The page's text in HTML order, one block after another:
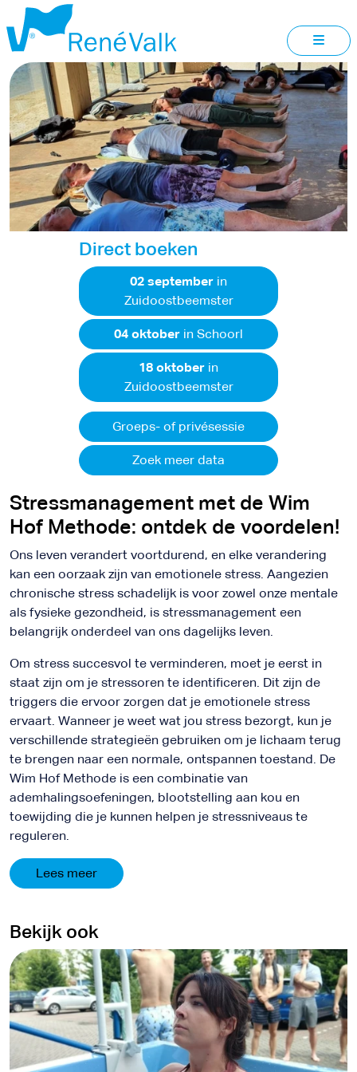
STRESSMANAGEMENT
URSEM
Direct boeken
02 september in
Zuidoostbeemster
04 oktober in Schoorl
18 oktober in
Zuidoostbeemster
Groeps- of privésessie
Zoek meer data
Stressmanagement met de Wim
Hof Methode: ontdek de voordelen!
Ons leven verandert voortdurend, en elke verandering
kan een oorzaak zijn van emotionele stress. Aangezien
chronische stress schadelijk is voor zowel onze mentale
als fysieke gezondheid, is stressmanagement een
belangrijk onderdeel van ons dagelijks leven.
Om stress succesvol te verminderen, moet je eerst in
staat zijn om je stressoren te identificeren. Dit zijn de
triggers die ervoor zorgen dat je emotionele stress
ervaart. Wanneer je weet wat jou stress bezorgt, kun je
verschillende strategieën gebruiken om je lichaam terug
te brengen naar een normale, ontspannen toestand. De
Wim Hof Methode is een combinatie van
ademhalingsoefeningen, blootstelling aan kou en
toewijding die je kunnen helpen je stressniveaus te
reguleren.
Lees meer
Bekijk ook